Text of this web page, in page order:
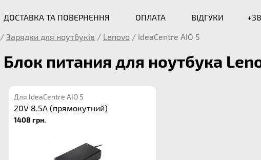
ДОСТАВКА ТА ПОВЕРНЕННЯ ОПЛАТА ВІДГУКИ
/ Зарядки для ноутбуків / Lenovo / IdeaCentre AIO 5
Блок питания для ноутбука
Для IdeaCentre AIO 5
20V 8.5A (прямокутний)
1408 грн.